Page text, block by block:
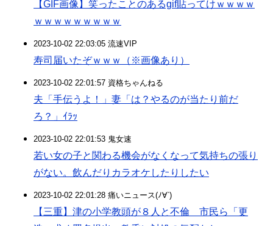
【GIF画像】笑ったことのあるgif貼ってけｗｗｗｗ
ｗｗｗｗｗｗｗｗｗ
2023-10-02 22:03:05 流速VIP
寿司届いたぞｗｗｗ（※画像あり）
2023-10-02 22:01:57 資格ちゃんねる
夫「手伝うよ！」妻「は？やるのが当たり前だ
ろ？」ｲﾗｯ
2023-10-02 22:01:53 鬼女速
若い女の子と関わる機会がなくなって気持ちの張り
がない。飲んだりカラオケしたりしたい
2023-10-02 22:01:28 痛いニュース(ﾉ∀`)
【三重】津の小学教頭が８人と不倫 市民ら「更